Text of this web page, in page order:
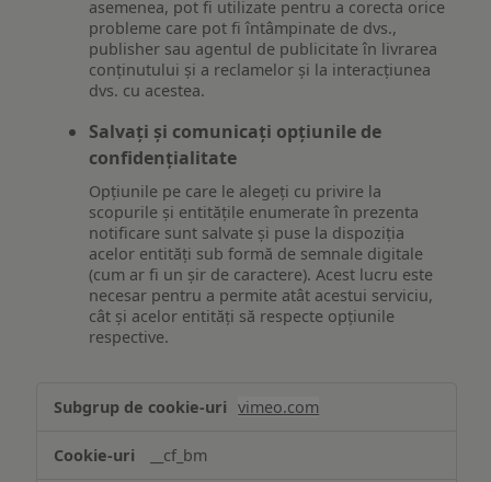
asemenea, pot fi utilizate pentru a corecta orice
probleme care pot fi întâmpinate de dvs.,
publisher sau agentul de publicitate în livrarea
conținutului și a reclamelor și la interacțiunea
dvs. cu acestea.
Salvați și comunicați opțiunile de
confidențialitate
Opțiunile pe care le alegeți cu privire la
scopurile și entitățile enumerate în prezenta
notificare sunt salvate și puse la dispoziția
acelor entități sub formă de semnale digitale
(cum ar fi un șir de caractere). Acest lucru este
necesar pentru a permite atât acestui serviciu,
cât și acelor entități să respecte opțiunile
respective.
Asigurarea
funcționalităților
website-
ului
vimeo.com
__cf_bm